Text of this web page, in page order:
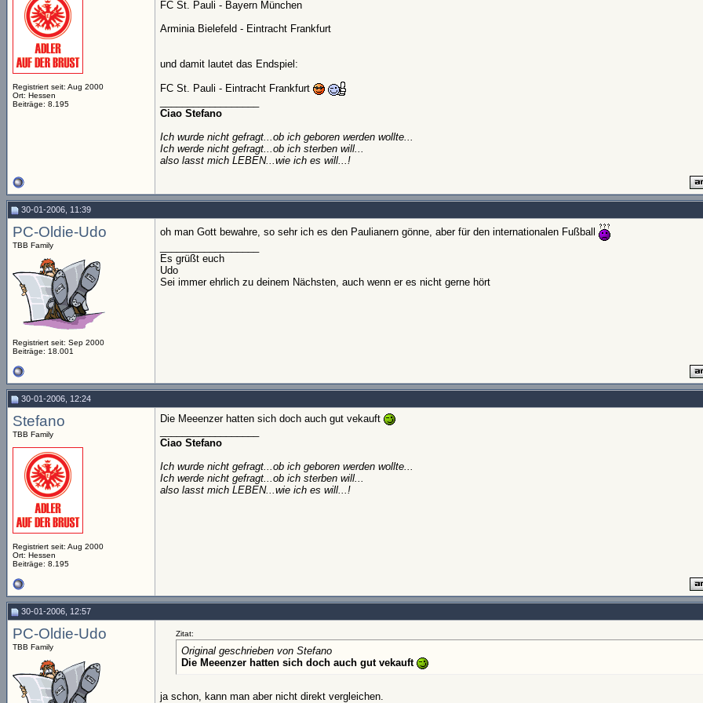
Registriert seit: Aug 2000
Ort: Hessen
Beiträge: 8.195
FC St. Pauli - Bayern München
Arminia Bielefeld - Eintracht Frankfurt
und damit lautet das Endspiel:
FC St. Pauli - Eintracht Frankfurt
Ciao Stefano
Ich wurde nicht gefragt...ob ich geboren werden wollte...
Ich werde nicht gefragt...ob ich sterben will...
also lasst mich LEBEN...wie ich es will...!
30-01-2006, 11:39
PC-Oldie-Udo
TBB Family
Registriert seit: Sep 2000
Beiträge: 18.001
oh man Gott bewahre, so sehr ich es den Paulianern gönne, aber für den internationalen Fußball
Es grüßt euch
Udo
Sei immer ehrlich zu deinem Nächsten, auch wenn er es nicht gerne hört
30-01-2006, 12:24
Stefano
TBB Family
Registriert seit: Aug 2000
Ort: Hessen
Beiträge: 8.195
Die Meeenzer hatten sich doch auch gut vekauft
Ciao Stefano
Ich wurde nicht gefragt...ob ich geboren werden wollte...
Ich werde nicht gefragt...ob ich sterben will...
also lasst mich LEBEN...wie ich es will...!
30-01-2006, 12:57
PC-Oldie-Udo
TBB Family
Zitat:
Original geschrieben von Stefano
Die Meeenzer hatten sich doch auch gut vekauft
ja schon, kann man aber nicht direkt vergleichen.